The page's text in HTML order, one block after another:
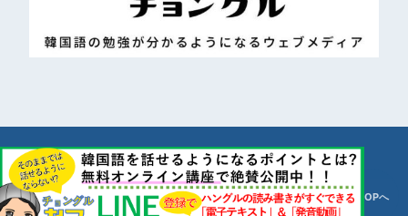
TOPへ
© 천글【チョングル】